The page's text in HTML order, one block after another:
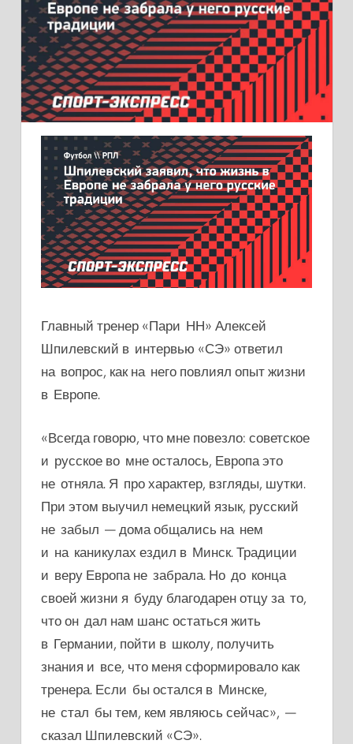
Главный тренер «Пари НН» Алексей
Шпилевский в интервью «СЭ» ответил
на вопрос, как на него повлиял опыт жизни
в Европе.
«Всегда говорю, что мне повезло: советское
и русское во мне осталось, Европа это
не отняла. Я про характер, взгляды, шутки.
При этом выучил немецкий язык, русский
не забыл — дома общались на нем
и на каникулах ездил в Минск. Традиции
и веру Европа не забрала. Но до конца
своей жизни я буду благодарен отцу за то,
что он дал нам шанс остаться жить
в Германии, пойти в школу, получить
знания и все, что меня сформировало как
тренера. Если бы остался в Минске,
не стал бы тем, кем являюсь сейчас», —
сказал Шпилевский «СЭ».